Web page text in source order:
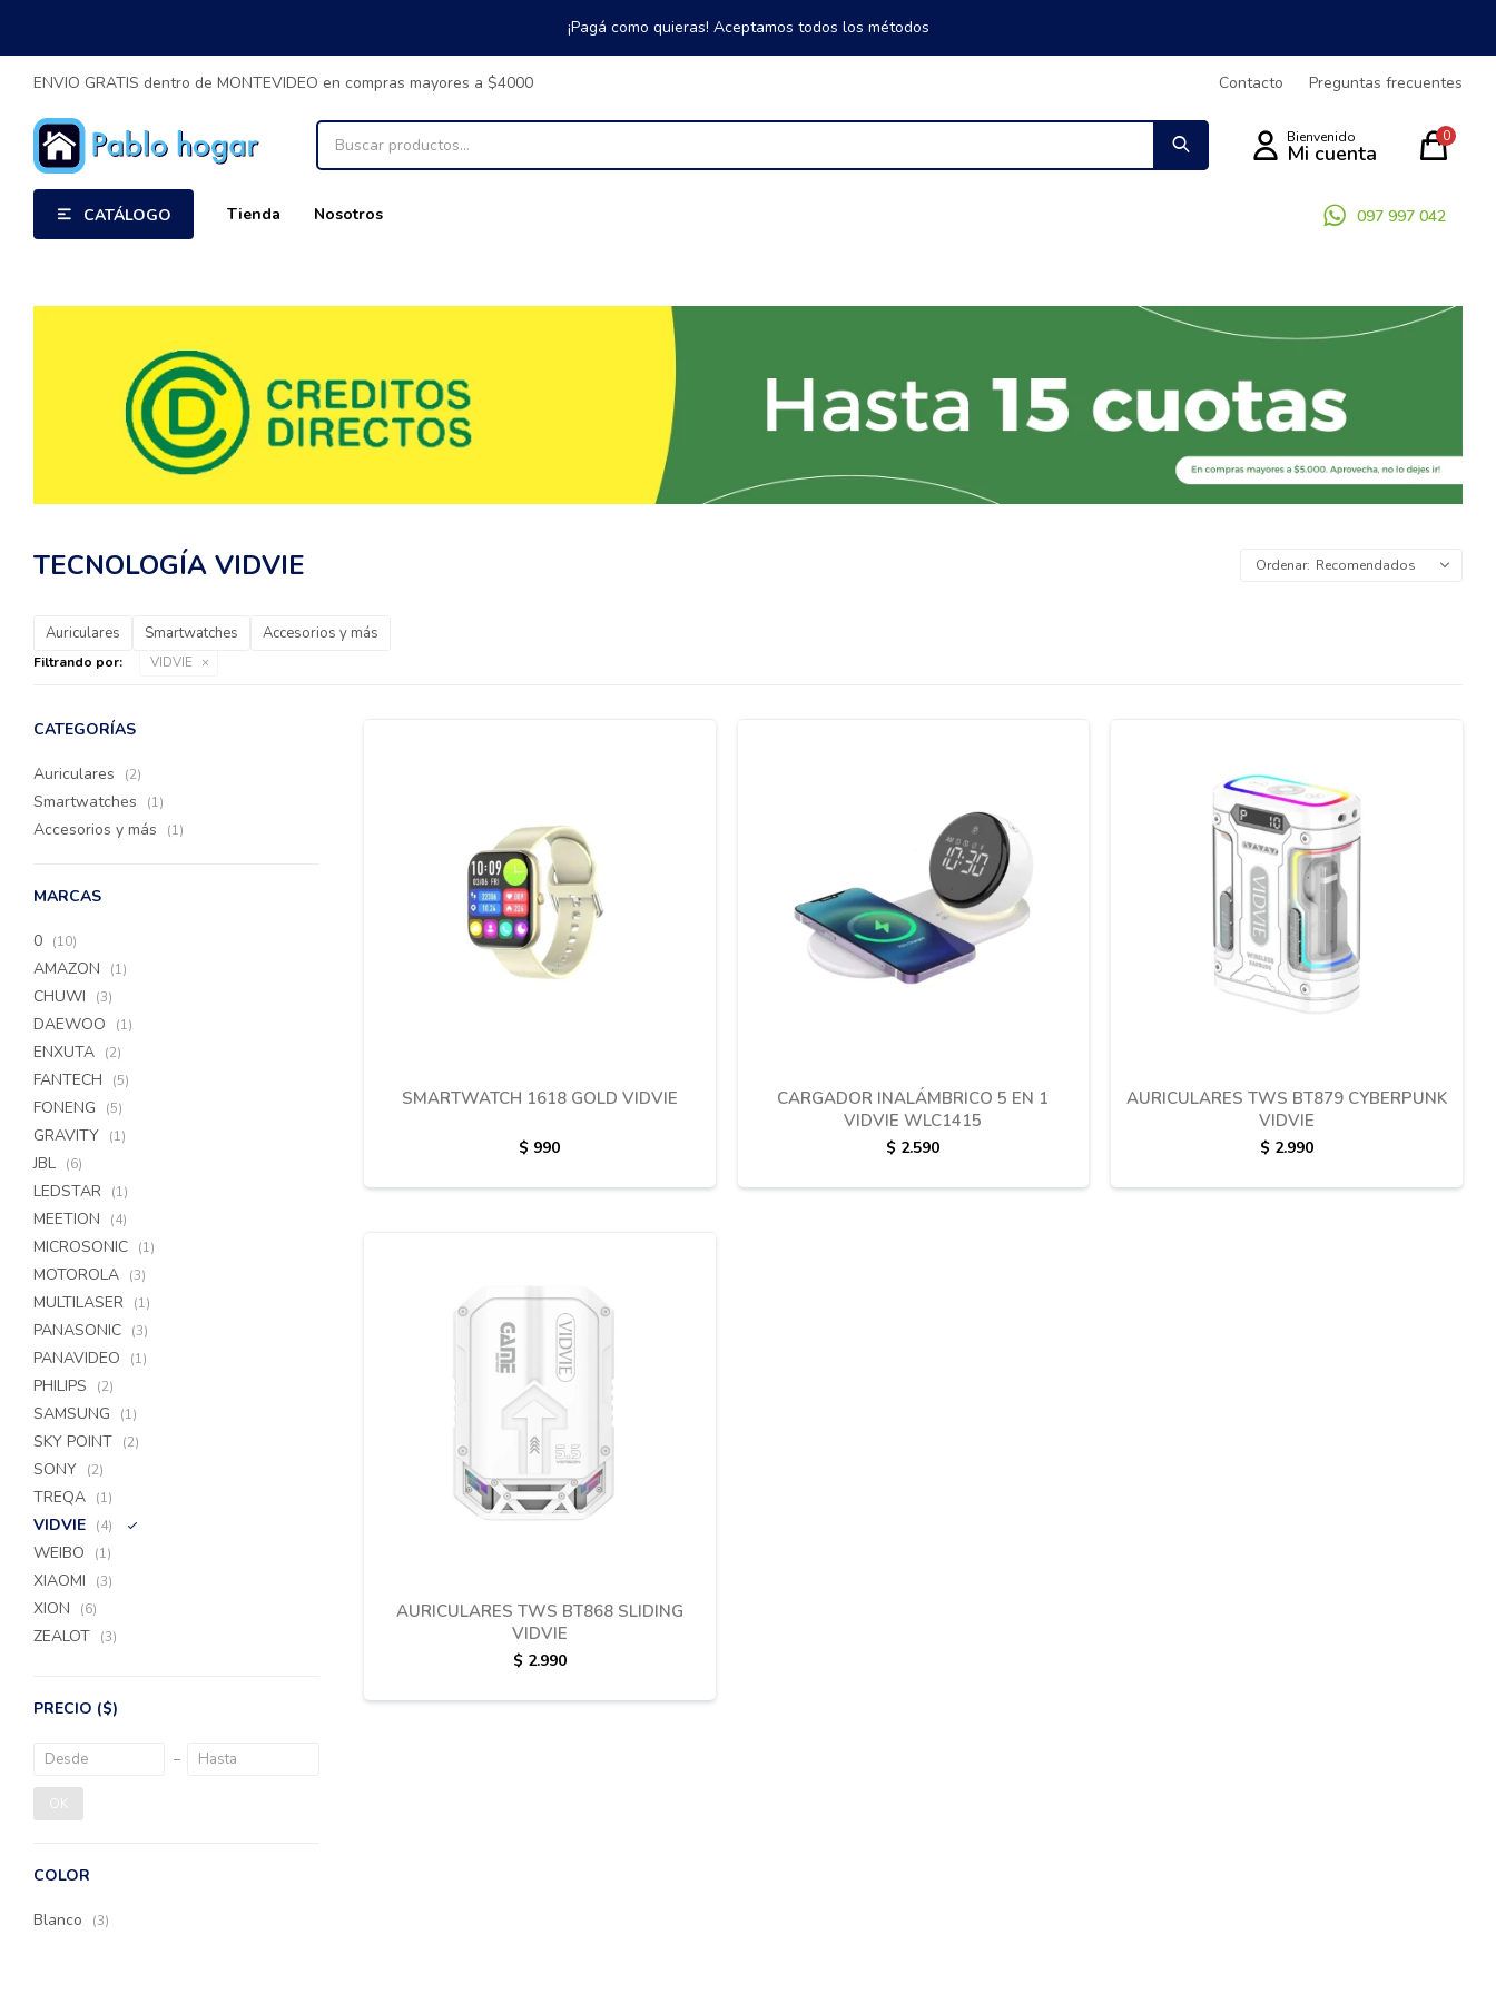
¡Pagá como quieras! Aceptamos todos los métodos
CATÁLOGO Tienda Nosotros 097 997 042
0
ENVIO GRATIS dentro de MONTEVIDEO en compras mayores a $4000 Contacto Preguntas frecuentes
TECNOLOGÍA VIDVIE Recomendados
Auriculares Smartwatches Accesorios y más
Filtrando por: VIDVIE
SMARTWATCH 1618 GOLD VIDVIE
$ 990
CARGADOR INALÁMBRICO 5 EN 1
VIDVIE WLC1415
$ 2.590
AURICULARES TWS BT879 CYBERPUNK
VIDVIE
$ 2.990
AURICULARES TWS BT868 SLIDING
VIDVIE
$ 2.990
CATEGORÍAS
Auriculares (2)
Smartwatches (1)
Accesorios y más (1)
MARCAS
0 (10)
AMAZON (1)
CHUWI (3)
DAEWOO (1)
ENXUTA (2)
FANTECH (5)
FONENG (5)
GRAVITY (1)
JBL (6)
LEDSTAR (1)
MEETION (4)
MICROSONIC (1)
MOTOROLA (3)
MULTILASER (1)
PANASONIC (3)
PANAVIDEO (1)
PHILIPS (2)
SAMSUNG (1)
SKY POINT (2)
SONY (2)
TREQA (1)
VIDVIE (4)
WEIBO (1)
XIAOMI (3)
XION (6)
ZEALOT (3)
PRECIO ($)
OK
COLOR
Blanco (3)